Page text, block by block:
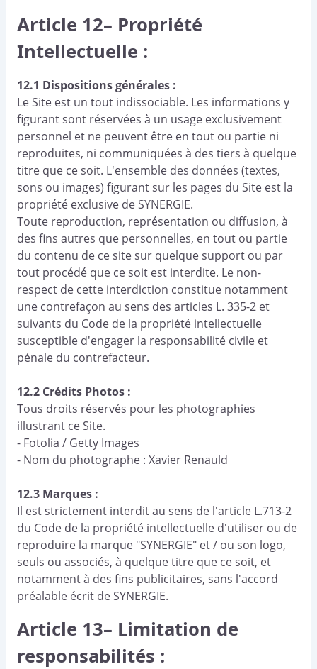
Article 12– Propriété
Intellectuelle :
12.1 Dispositions générales :
Le Site est un tout indissociable. Les informations y
figurant sont réservées à un usage exclusivement
personnel et ne peuvent être en tout ou partie ni
reproduites, ni communiquées à des tiers à quelque
titre que ce soit. L'ensemble des données (textes,
sons ou images) figurant sur les pages du Site est la
propriété exclusive de SYNERGIE.
Toute reproduction, représentation ou diffusion, à
des fins autres que personnelles, en tout ou partie
du contenu de ce site sur quelque support ou par
tout procédé que ce soit est interdite. Le non-
respect de cette interdiction constitue notamment
une contrefaçon au sens des articles L. 335-2 et
suivants du Code de la propriété intellectuelle
susceptible d'engager la responsabilité civile et
pénale du contrefacteur.
12.2 Crédits Photos :
Tous droits réservés pour les photographies
illustrant ce Site.
- Fotolia / Getty Images
- Nom du photographe : Xavier Renauld
12.3 Marques :
Il est strictement interdit au sens de l'article L.713-2
du Code de la propriété intellectuelle d'utiliser ou de
reproduire la marque "SYNERGIE" et / ou son logo,
seuls ou associés, à quelque titre que ce soit, et
notamment à des fins publicitaires, sans l'accord
préalable écrit de SYNERGIE.
Article 13– Limitation de
responsabilités :